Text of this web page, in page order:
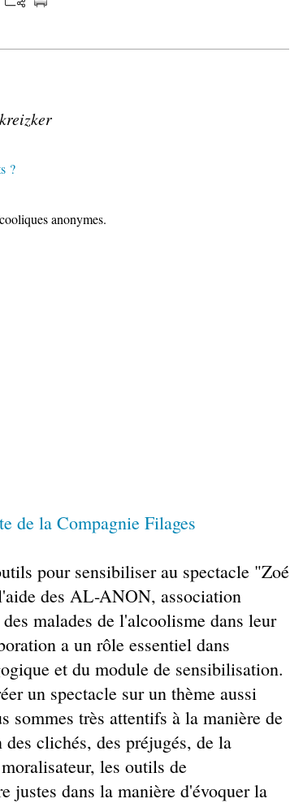
?
anonymes.
de la Compagnie Filages
pour sensibiliser au spectacle "Zoé
des AL-ANON, association
malades de l'alcoolisme dans leur
a un rôle essentiel dans
et du module de sensibilisation.
un spectacle sur un thème aussi
sommes très attentifs à la manière de
clichés, des préjugés, de la
les outils de
justes dans la manière d'évoquer la